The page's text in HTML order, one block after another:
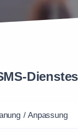
Dienstes
/ Anpassung